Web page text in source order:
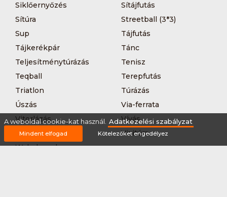
Siklőernyőzés
Sítájfutás
Sítúra
Streetball (3*3)
Sup
Tájfutás
Tájkerékpár
Tánc
Teljesítménytúrázás
Tenisz
Teqball
Terepfutás
Triatlon
Túrázás
Úszás
Via-ferrata
Vitorlázás
Vívás
Vizilabda
Vizitúra
Wakeboard
A weboldal cookie-kat használ. Adatkezelési szabályzat
Mindent elfogad Kötelezőket engedélyez